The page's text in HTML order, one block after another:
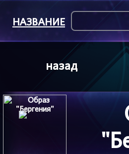
назад
НАЗВАНИЕ